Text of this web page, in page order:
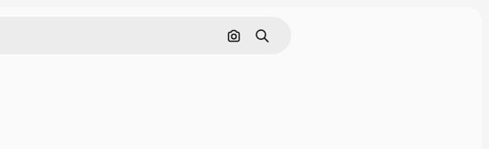
Pesquisar por imagem
Buscar